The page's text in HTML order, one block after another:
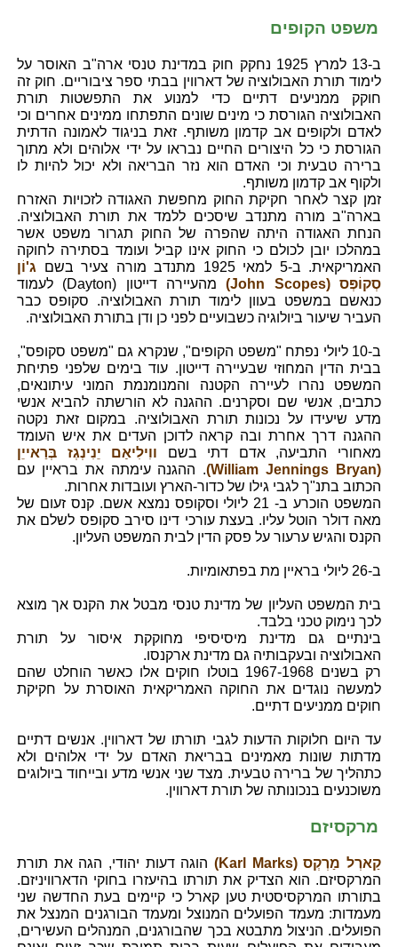
משפט הקופים
ב-13 למרץ 1925 נחקק חוק במדינת טנסי ארה"ב האוסר על
לימוד תורת האבולוציה של דארווין בבתי ספר ציבוריים. חוק זה
חוקק ממניעים דתיים כדי למנוע את התפשטות תורת
האבולוציה הגורסת כי מינים שונים התפתחו ממינים אחרים וכי
לאדם ולקופים אב קדמון משותף. זאת בניגוד לאמונה הדתית
הגורסת כי כל היצורים החיים נבראו על ידי אלוהים ולא מתוך
ברירה טבעית וכי האדם הוא נזר הבריאה ולא יכול להיות לו
ולקוף אב קדמון משותף.
זמן קצר לאחר חקיקת החוק מחפשת האגודה לזכויות האזרח
בארה"ב מורה מתנדב שיסכים ללמד את תורת האבולוציה.
הנחת האגודה היתה שהפרה של החוק תגרור משפט אשר
במהלכו יובן לכולם כי החוק אינו קביל ועומד בסתירה לחוקה
האמריקאית. ב-5 למאי 1925 מתנדב מורה צעיר בשם
ג'וֹן
סְקוֹפְּס (John Scopes)
מהעיירה דייטון (Dayton) לעמוד
כנאשם במשפט בעוון לימוד תורת האבולוציה. סקופס כבר
העביר שיעור ביולוגיה כשבועיים לפני כן ודן בתורת האבולוציה.
ב-10 ליולי נפתח "משפט הקופים", שנקרא גם "משפט סקופס",
בבית הדין המחוזי שבעיירה דייטון. עוד בימים שלפני פתיחת
המשפט נהרו לעיירה הקטנה והמנומנמת המוני עיתונאים,
כתבים, אנשי שם וסקרנים. ההגנה לא הורשתה להביא אנשי
מדע שיעידו על נכונות תורת האבולוציה. במקום זאת נקטה
ההגנה דרך אחרת ובה קראה לדוכן העדים את איש העומד
מאחורי התביעה, אדם דתי בשם ווִילִיאַם יֵנִינְגְז בְּרַאייֵן
(William Jennings Bryan)
. ההגנה עימתה את בראיין עם
הכתוב בתנ"ך לגבי גילו של כדור-הארץ ועובדות אחרות.
המשפט הוכרע ב- 21 ליולי וסקופס נמצא אשם. קנס זעום של
מאה דולר הוטל עליו. בעצת עורכי דינו סירב סקופס לשלם את
הקנס והגיש ערעור על פסק הדין לבית המשפט העליון.
ב-26 ליולי בראיין מת בפתאומיות.
בית המשפט העליון של מדינת טנסי מבטל את הקנס אך מוצא
לכך נימוק טכני בלבד.
בינתיים גם מדינת מיסיסיפי מחוקקת איסור על תורת
האבולוציה ובעקבותיה גם מדינת ארקנסו.
רק בשנים 1967-1968 בוטלו חוקים אלו כאשר הוחלט שהם
למעשה נוגדים את החוקה האמריקאית האוסרת על חקיקת
חוקים ממניעים דתיים.
עד היום חלוקות הדעות לגבי תורתו של דארווין. אנשים דתיים
מדתות שונות מאמינים בבריאת האדם על ידי אלוהים ולא
כתהליך של ברירה טבעית. מצד שני אנשי מדע ובייחוד ביולוגים
משוכנעים בנכונותה של תורת דארווין.
מרקסיזם
קַארְל מַרְקְס (Karl Marks)
הוגה דעות יהודי, הגה את תורת
המרקסיזם. הוא הצדיק את תורתו בהיעזרו בחוקי הדארוויניזם.
בתורתו המרקסיסטית טען קארל כי קיימים בעת החדשה שני
מעמדות: מעמד הפועלים המנוצל ומעמד הבורגנים המנצל את
הפועלים. הניצול מתבטא בכך שהבורגנים, המנהלים העשירים,